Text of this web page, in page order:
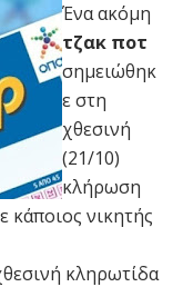
Ένα ακόμη
τζακ ποτ
σημειώθηκ
ε στη
χθεσινή
(21/10)
κλήρωση
κάποιος νικητής
κληρωτίδα